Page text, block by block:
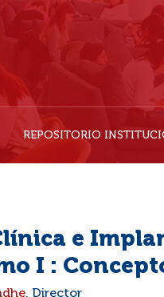
REPOSITORIO
e
I :
, Director